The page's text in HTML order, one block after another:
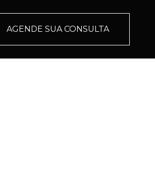
AGENDE SUA CONSULTA